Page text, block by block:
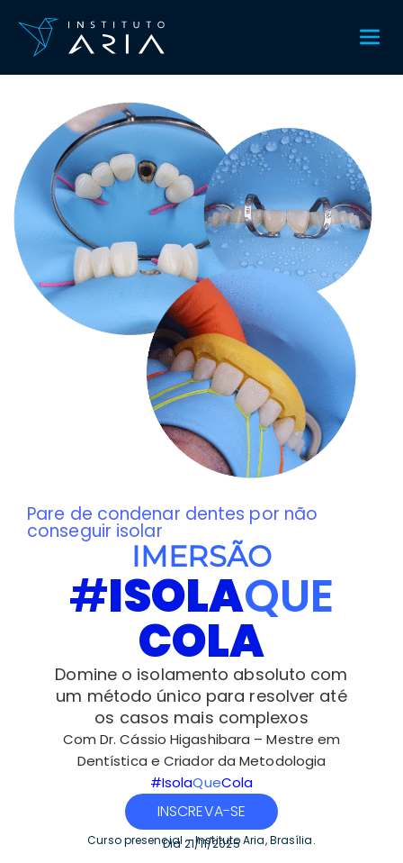
Pare de condenar dentes por não
conseguir isolar
IMERSÃO
#ISOLAQUE
COLA
Domine o isolamento absoluto com
um método único para resolver até
os casos mais complexos
Com Dr. Cássio Higashibara – Mestre em
Dentística e Criador da Metodologia
#IsolaQueCola
INSCREVA-SE
Curso presencial – Instituto Aria, Brasília.
Dia 21/11/2025